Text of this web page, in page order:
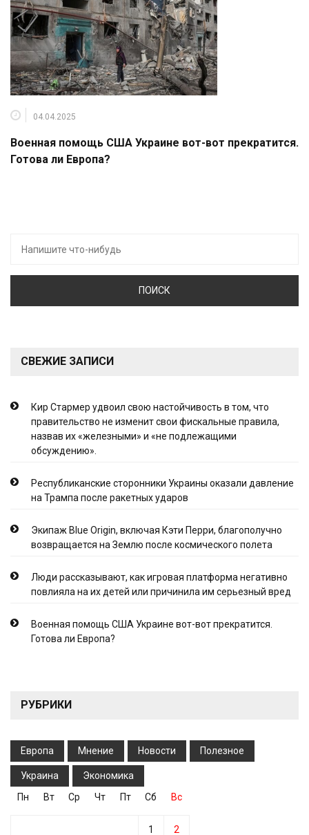
04.04.2025
Военная помощь США Украине вот-вот прекратится.
Готова ли Европа?
СВЕЖИЕ ЗАПИСИ
Кир Стармер удвоил свою настойчивость в том, что
правительство не изменит свои фискальные правила,
назвав их «железными» и «не подлежащими
обсуждению».
Республиканские сторонники Украины оказали давление
на Трампа после ракетных ударов
Экипаж Blue Origin, включая Кэти Перри, благополучно
возвращается на Землю после космического полета
Люди рассказывают, как игровая платформа негативно
повлияла на их детей или причинила им серьезный вред
Военная помощь США Украине вот-вот прекратится.
Готова ли Европа?
РУБРИКИ
Европа Мнение Новости Полезное
Украина
Экономика
Пн
Вт Ср Чт Пт Сб Вс
1 2